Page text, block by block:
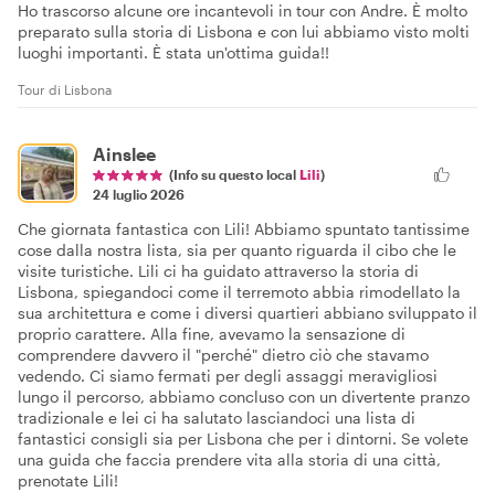
Ho trascorso alcune ore incantevoli in tour con Andre. È molto
preparato sulla storia di Lisbona e con lui abbiamo visto molti
luoghi importanti. È stata un'ottima guida!!
Tour di Lisbona
Ainslee
(Info su questo local Lili)
24 luglio 2026
Che giornata fantastica con Lili! Abbiamo spuntato tantissime
cose dalla nostra lista, sia per quanto riguarda il cibo che le
visite turistiche. Lili ci ha guidato attraverso la storia di
Lisbona, spiegandoci come il terremoto abbia rimodellato la
sua architettura e come i diversi quartieri abbiano sviluppato il
proprio carattere. Alla fine, avevamo la sensazione di
comprendere davvero il "perché" dietro ciò che stavamo
vedendo. Ci siamo fermati per degli assaggi meravigliosi
lungo il percorso, abbiamo concluso con un divertente pranzo
tradizionale e lei ci ha salutato lasciandoci una lista di
fantastici consigli sia per Lisbona che per i dintorni. Se volete
una guida che faccia prendere vita alla storia di una città,
prenotate Lili!